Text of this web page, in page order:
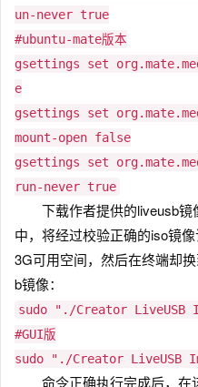
un-never true
#ubuntu-mate版本
gsettings set
e
gsettings set
mount-open false
gsettings set
run-never true
下载作者提供的liveusb镜
中，将经过校验正确的iso镜
3G可用空间，然后在终端却
b镜像：
sudo "./Creator LiveUSB
#GUI版
sudo "./Creator LiveUSB
命令正确执行完成后，在